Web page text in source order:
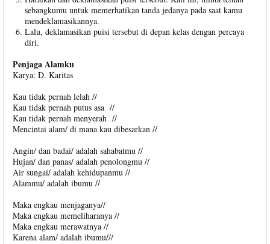
sebangkumu untuk memerhatikan tanda jedanya pada saat kamu
mendeklamasikannya.
Lalu, deklamasikan puisi tersebut di depan kelas dengan percaya
diri.
Penjaga Alamku
Karya: D. Karitas
Kau tidak pernah lelah //
Kau tidak pernah putus asa //
Kau tidak pernah menyerah //
Mencintai alam/ di mana kau dibesarkan //
Angin/ dan badai/ adalah sahabatmu //
Hujan/ dan panas/ adalah penolongmu //
Air sungai/ adalah kehidupanmu //
Alammu/ adalah ibumu //
Maka engkau menjaganya//
Maka engkau memeliharanya //
Maka engkau merawatnya //
Karena alam/ adalah ibumu///